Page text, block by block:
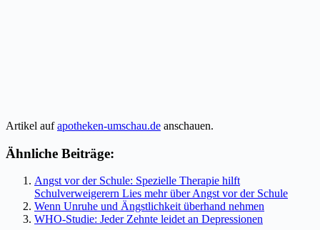
Artikel aufapotheken-umschau.de anschauen.
Ähnliche Beiträge:
Angst vor der Schule: Spezielle Therapie hilft
Schulverweigerern Lies mehr über Angst vor der Schule
Wenn Unruhe und Ängstlichkeit überhand nehmen
WHO-Studie: Jeder Zehnte leidet an Depressionen